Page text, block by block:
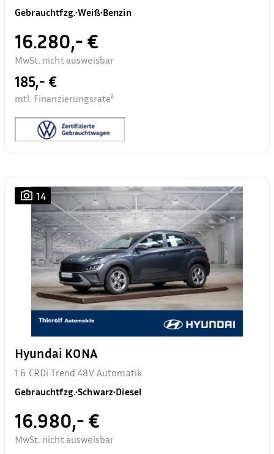
Gebrauchtfzg.•Weiß•Benzin
16.280,- €
MwSt. nicht ausweisbar
185,- €
mtl. Finanzierungsrate²
14
Hyundai KONA
1.6 CRDi Trend 48V Automatik
Gebrauchtfzg.•Schwarz•Diesel
16.980,- €
MwSt. nicht ausweisbar